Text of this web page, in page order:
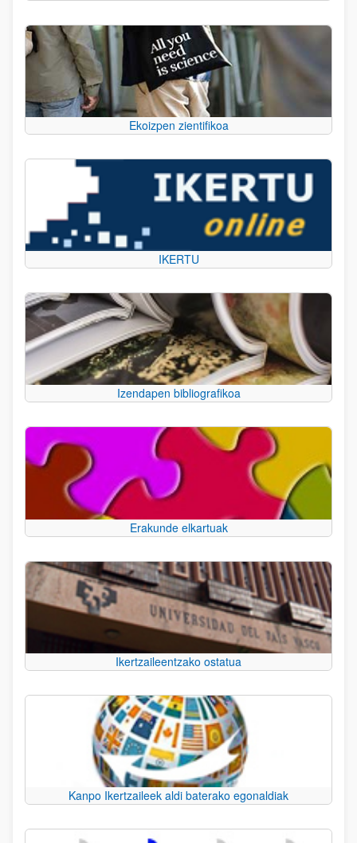
Ekoizpen zientifikoa
IKERTU
Izendapen bibliografikoa
Erakunde elkartuak
Ikertzaileentzako ostatua
Kanpo Ikertzaileek aldi baterako egonaldiak